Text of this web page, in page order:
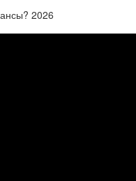
2026